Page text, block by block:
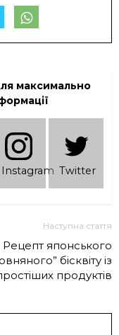
максимально
Instagram Twitter
Наступна стаття
Рецепт японського
бісквіту із
продуктів